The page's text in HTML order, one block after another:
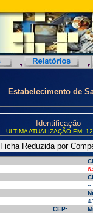
Estabelecimento de
Identificação
ULTIMA ATUALIZAÇÃO EM:
--
CEP: